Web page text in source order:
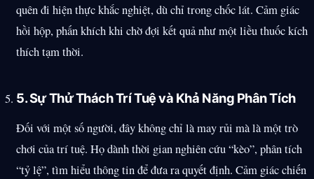
quên đi hiện thực khắc nghiệt, dù chỉ trong chốc lát. Cảm giác
hồi hộp, phấn khích khi chờ đợi kết quả như một liều thuốc kích
thích tạm thời.
5. Sự Thử Thách Trí Tuệ và Khả Năng Phân Tích
Đối với một số người, đây không chỉ là may rủi mà là một trò
chơi của trí tuệ. Họ dành thời gian nghiên cứu “kèo”, phân tích
“tỷ lệ”, tìm hiểu thông tin để đưa ra quyết định. Cảm giác chiến